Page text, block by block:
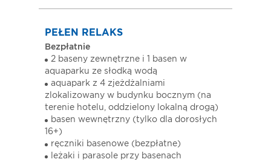
PEŁEN RELAKS
Bezpłatnie
2 baseny zewnętrzne i 1 basen w
aquaparku ze słodką wodą
aquapark z 4 zjeżdżalniami
zlokalizowany w budynku bocznym (na
terenie hotelu, oddzielony lokalną drogą)
basen wewnętrzny (tylko dla dorosłych
16+)
ręczniki basenowe (bezpłatne)
leżaki i parasole przy basenach